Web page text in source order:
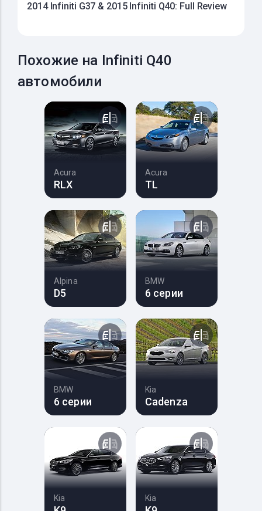
2014 Infiniti G37 & 2015 Infiniti Q40: Full Review
Похожие на Infiniti Q40
автомобили
Acura
RLX
Acura
TL
Alpina
D5
BMW
6 серии
BMW
6 серии
Kia
Cadenza
Kia Kia